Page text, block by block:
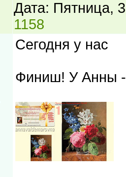
Дата: Пятница,
1158
Сегодня у нас
Финиш! У Анны -